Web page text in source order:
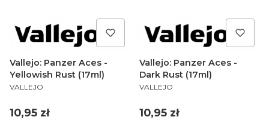
Vallejo: Panzer Aces -
Yellowish Rust (17ml)
PRODUCENT
VALLEJO
Cena
10,95 zł
Vallejo: Panzer Aces -
Dark Rust (17ml)
PRODUCENT
VALLEJO
Cena
10,95 zł